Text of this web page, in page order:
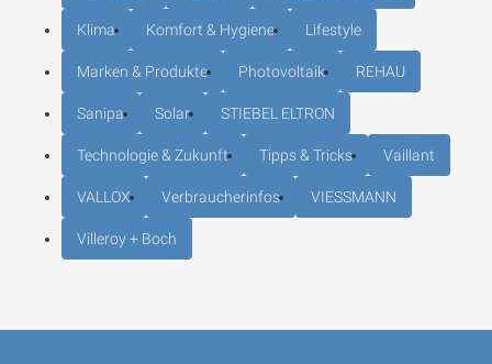
Klima Komfort & Hygiene Lifestyle
Marken & Produkte Photovoltaik REHAU
Sanipa Solar STIEBEL ELTRON
Technologie & Zukunft Tipps & Tricks Vaillant
VALLOX Verbraucherinfos VIESSMANN
Villeroy + Boch